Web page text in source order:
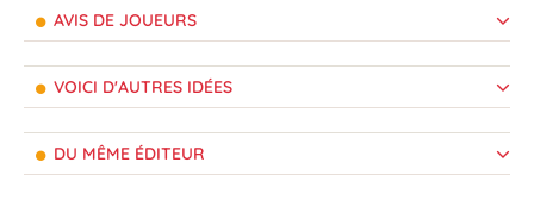
AVIS DE JOUEURS
VOICI D'AUTRES IDÉES
DU MÊME ÉDITEUR